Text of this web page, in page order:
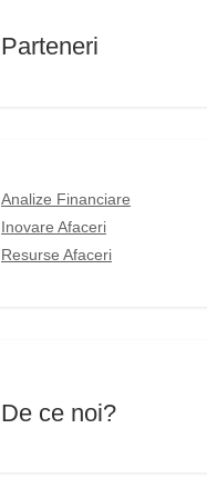
Parteneri
Analize Financiare
Inovare Afaceri
Resurse Afaceri
De ce noi?